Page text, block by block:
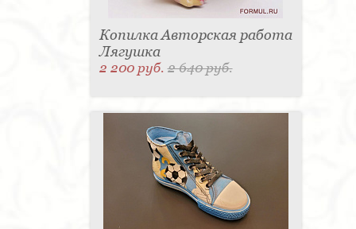
Копилка Авторская работа
Лягушка
2 200 руб.2 640 руб.